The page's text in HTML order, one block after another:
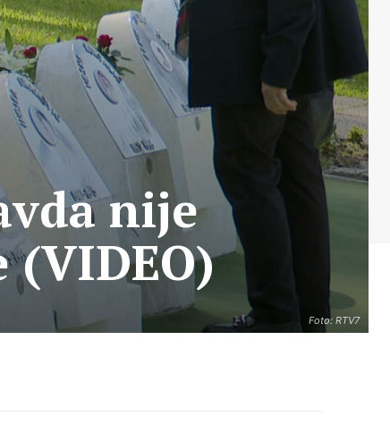
Foto: RTV7
nije
(VIDEO)